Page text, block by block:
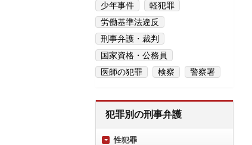
少年事件
軽犯罪
労働基準法違反
刑事弁護・裁判
国家資格・公務員
医師の犯罪
検察 警察署
犯罪別の刑事弁護
性犯罪